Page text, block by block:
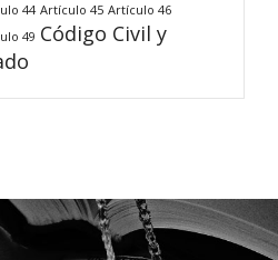
44 Artículo 45 Artículo 46
49 Código Civil y